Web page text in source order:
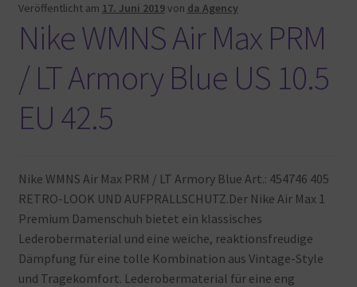
Veröffentlicht am 17. Juni 2019von da Agency
Nike WMNS Air Max PRM
/ LT Armory Blue US 10.5
EU 42.5
Nike WMNS Air Max PRM / LT Armory Blue Art.: 454746 405
RETRO-LOOK UND AUFPRALLSCHUTZ.Der Nike Air Max 1
Premium Damenschuh bietet ein klassisches
Lederobermaterial und eine weiche, reaktionsfreudige
Dämpfung für eine tolle Kombination aus Vintage-Style
und Tragekomfort. Lederobermaterial für eine eng